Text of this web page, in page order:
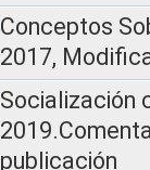
Conceptos
2017,
Socialización
publicación